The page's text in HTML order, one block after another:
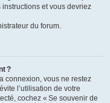
instructions et vous devriez
du forum.
?
connexion, vous ne restez
l’utilisation de votre
cochez « Se souvenir de